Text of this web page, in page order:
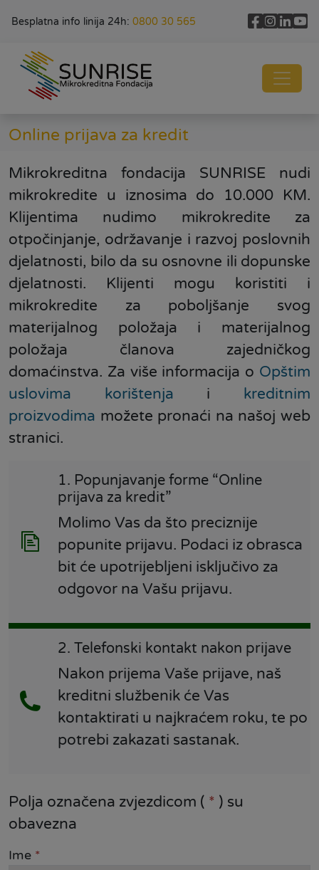
Besplatna info linija 24h: 0800 30 565
Online prijava za kredit
Mikrokreditna fondacija SUNRISE nudi
mikrokredite u iznosima do 10.000 KM.
Klijentima nudimo mikrokredite za
otpočinjanje, održavanje i razvoj poslovnih
djelatnosti, bilo da su osnovne ili dopunske
djelatnosti. Klijenti mogu koristiti i
mikrokredite za poboljšanje svog
materijalnog položaja i materijalnog
položaja članova zajedničkog
domaćinstva. Za više informacija o Opštim
uslovima korištenja i kreditnim
proizvodima možete pronaći na našoj web
stranici.
1. Popunjavanje forme “Online
prijava za kredit”
Molimo Vas da što preciznije
popunite prijavu. Podaci iz obrasca
bit će upotrijebljeni isključivo za
odgovor na Vašu prijavu.
2. Telefonski kontakt nakon prijave
Nakon prijema Vaše prijave, naš
kreditni službenik će Vas
kontaktirati u najkraćem roku, te po
potrebi zakazati sastanak.
Polja označena zvjezdicom ( * ) su
obavezna
Ime *